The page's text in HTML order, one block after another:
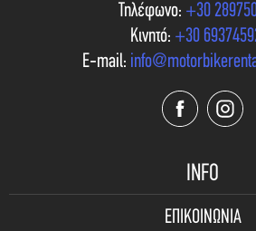
Τηλέφωνο: +30
Κινητό: +30
E-mail:
INFO
ΕΠΙΚΟΙΝΩΝΙΑ